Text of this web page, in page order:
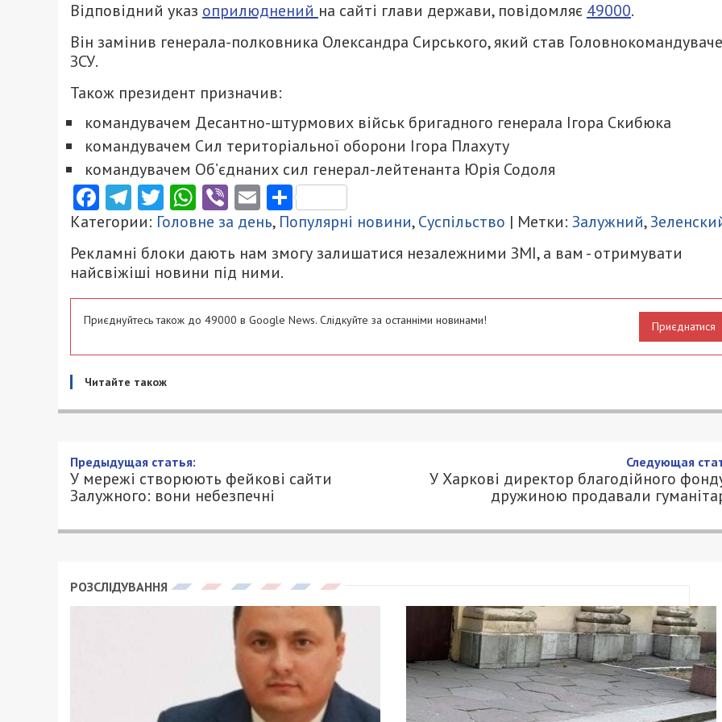
Відповідний указ оприлюднений на сайті глави держави, повідомляє 49000.
Він замінив генерала-полковника Олександра Сирського, який став
ЗСУ.
Також президент призначив:
командувачем Десантно-штурмових військ бригадного генерала Ігора Скибюка
командувачем Сил територіальної оборони Ігора Плахуту
командувачем Об’єднаних сил генерал-лейтенанта Юрія Содоля
Facebook
Telegram
Twitter
WhatsApp
ViberEmailПоділитися
Категории: Головне за день, Популярні новини,Суспільство | Метки: Залужний,
Рекламні блоки дають нам змогу залишатися незалежними ЗМІ, а вам - отримувати
найсвіжіші новини під ними.
Приєднуйтесь також до 49000 в Google News. Слідкуйте за останніми новинами! Приєднатися
Читайте також
Предыдущая статья:
У мережі створюють фейкові сайти
Залужного: вони небезпечні
Следующая
У Харкові директор благодійного
дружиною продавали
РОЗСЛІДУВАННЯ